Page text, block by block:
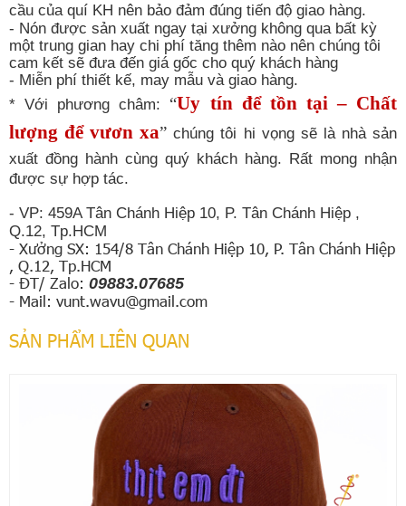
cầu của quí KH nên bảo đảm đúng tiến độ giao hàng.
- Nón được sản xuất ngay tại xưởng không qua bất kỳ
một trung gian hay chi phí tăng thêm nào nên chúng tôi
cam kết sẽ đưa đến giá gốc cho quý khách hàng
- Miễn phí thiết kế, may mẫu và giao hàng.
* Với phương châm: “Uy tín để tồn tại – Chất
lượng để vươn xa”chúng tôi hi vọng sẽ là nhà sản
xuất đồng hành cùng quý khách hàng. Rất mong nhận
được sự hợp tác.
- VP: 459A Tân Chánh Hiệp 10, P. Tân Chánh Hiệp ,
Q.12, Tp.HCM
- Xưởng SX: 154/8 Tân Chánh Hiệp 10, P. Tân Chánh Hiệp
, Q.12, Tp.HCM
- ĐT/ Zalo: 09883.07685
- Mail: vunt.wavu@gmail.com
SẢN PHẨM LIÊN QUAN